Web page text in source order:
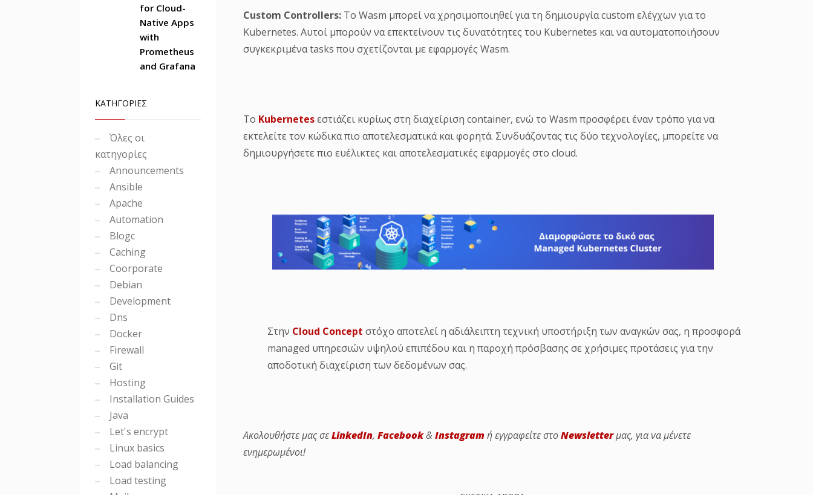
Custom Controllers: Το Wasm μπορεί να χρησιμοποιηθεί για τη δημιουργία custom ελέγχων για το
Kubernetes. Αυτοί μπορούν να επεκτείνουν τις δυνατότητες του Kubernetes και να αυτοματοποιήσουν
συγκεκριμένα tasks που σχετίζονται με εφαρμογές Wasm.
Το Kubernetesεστιάζει κυρίως στη διαχείριση container, ενώ το Wasm προσφέρει έναν τρόπο για να
εκτελείτε τον κώδικα πιο αποτελεσματικά και φορητά. Συνδυάζοντας τις δύο τεχνολογίες, μπορείτε να
δημιουργήσετε πιο ευέλικτες και αποτελεσματικές εφαρμογές στο cloud.
Στην Cloud Concept στόχο αποτελεί η αδιάλειπτη τεχνική υποστήριξη των αναγκών σας, η προσφορά
managed υπηρεσιών υψηλού επιπέδου και η παροχή πρόσβασης σε χρήσιμες προτάσεις για την
αποδοτική διαχείριση των δεδομένων σας.
Ακολουθήστε μας σεLinkedIn, Facebook& Instagram ή εγγραφείτε στοNewsletterμας, για να μένετε
ενημερωμένοι!
for Cloud-
Native Apps
with
Prometheus
and Grafana
ΚΑΤΗΓΟΡΙΕΣ
Όλες οι
κατηγορίες
Announcements
Ansible
Apache
Automation
Blogc
Caching
Coorporate
Debian
Development
Dns
Docker
Firewall
Git
Hosting
Installation Guides
Java
Let's encrypt
Linux basics
Load balancing
Load testing